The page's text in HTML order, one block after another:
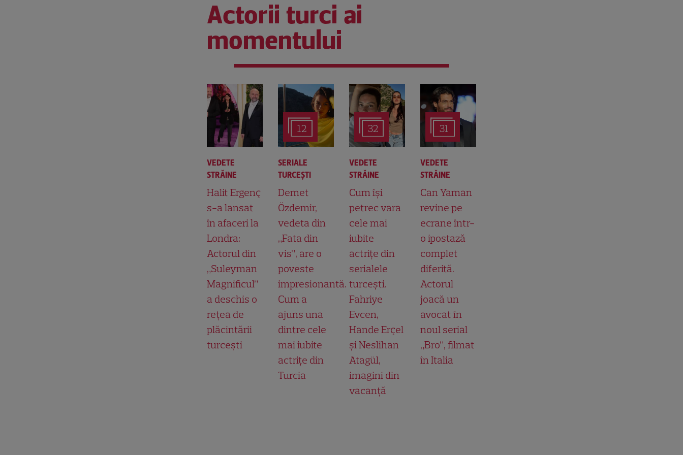
Actorii turci ai
momentului
VEDETE
STRĂINE
Halit Ergenç
s-a lansat
în afaceri la
Londra:
Actorul din
„Suleyman
Magnificul”
a deschis o
rețea de
plăcintării
turcești
12
SERIALE
TURCEŞTI
Demet
Özdemir,
vedeta din
„Fata din
vis”, are o
poveste
impresionantă.
Cum a
ajuns una
dintre cele
mai iubite
actrițe din
Turcia
32
VEDETE
STRĂINE
Cum își
petrec vara
cele mai
iubite
actrițe din
serialele
turcești.
Fahriye
Evcen,
Hande Erçel
și Neslihan
Atagül,
imagini din
vacanță
31
VEDETE
STRĂINE
Can Yaman
revine pe
ecrane într-
o ipostază
complet
diferită.
Actorul
joacă un
avocat în
noul serial
„Bro”, filmat
în Italia